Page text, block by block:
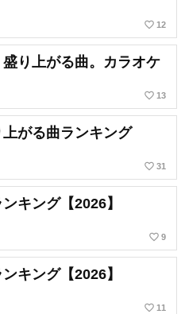
favorite_border 12
盛り上がる曲。カラオケ
favorite_border 13
上がる曲ランキング
favorite_border 31
キング【2026】
favorite_border 9
キング【2026】
favorite_border 11